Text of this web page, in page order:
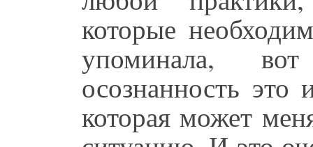
которые
упоминала,
осознанность это
которая может